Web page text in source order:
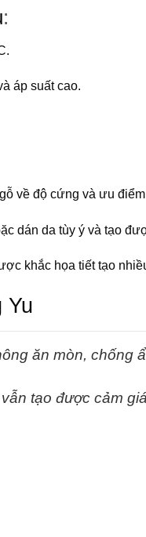
:
áp suất cao.
về độ cứng và ưu
dán da tùy ý và tạo
khắc họa tiết tạo
Yu
ăn mòn, chống
tạo được cảm